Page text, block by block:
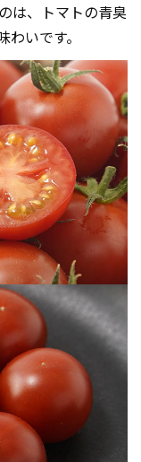
は、トマトの青臭
いです。